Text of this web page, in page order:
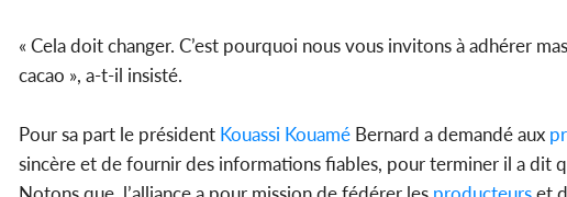
« Cela doit changer. C’est pourquoi nous vous invitons à adhérer
cacao », a-t-il insisté.
Pour sa part le président Kouassi Kouamé Bernard a demandé aux
sincère et de fournir des informations fiables, pour terminer il a dit